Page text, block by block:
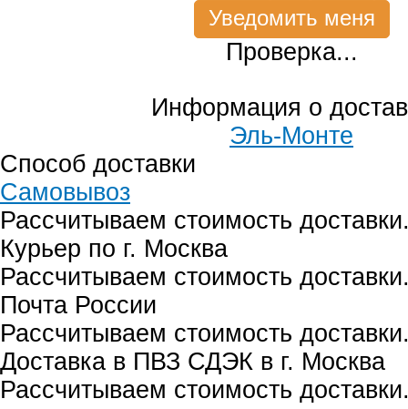
Проверка...
Информация о
Эль-Монте
Способ доставки
Самовывоз
Рассчитываем стоимость
Курьер по г. Москва
Рассчитываем стоимость
Почта России
Рассчитываем стоимость
Доставка в ПВЗ СДЭК в г. Москва
Рассчитываем стоимость